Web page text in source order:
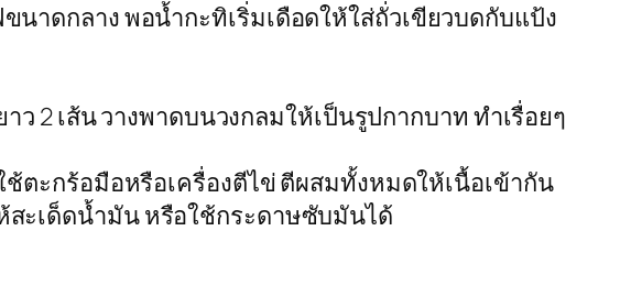
าดกลาง พอน้ำกะทิเริ่มเดือดให้ใส่ถั่วเขียวบดกับแป้ง
2 เส้น วางพาดบนวงกลมให้เป็นรูปกากบาท ทำเรื่อยๆ
ตะกร้อมือหรือเครื่องตีไข่ ตีผสมทั้งหมดให้เนื้อเข้ากัน
ะเด็ดน้ำมัน หรือใช้กระดาษซับมันได้